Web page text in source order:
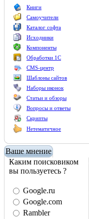
Книги
Самоучители
Каталог софта
Исходники
Компоненты
Обработки 1С
CMS-центр
Шаблоны сайтов
Наборы иконок
Статьи и обзоры
Вопросы и ответы
Скрипты
Нетематичное
Ваше мнение
Каким поисковиком
вы пользуетесь ?
Google.ru
Google.com
Rambler